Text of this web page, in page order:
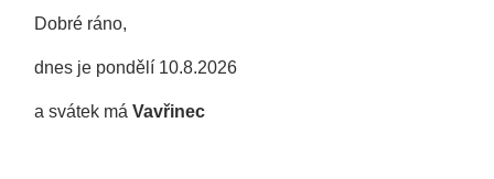
Dobré ráno,
dnes je pondělí 10.8.2026
a svátek má Vavřinec